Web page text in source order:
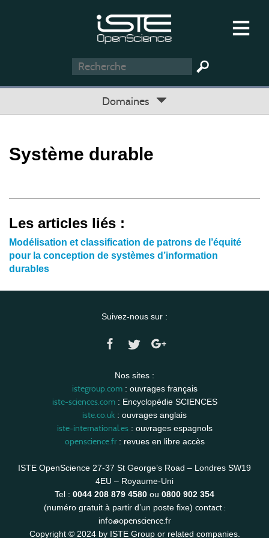
Domaines
Système durable
Les articles liés :
Modélisation et classification de patrons de l’équité
pour la conception de systèmes d’information
durables
Suivez-nous sur :
Nos sites :
istegroup.com: ouvrages français
iste-sciences.com: Encyclopédie SCIENCES
iste.co.uk : ouvrages anglais
iste-international.es: ouvrages espagnols
openscience.fr: revues en libre accès
ISTE OpenScience 27-37 St George’s Road – Londres SW19
4EU – Royaume-Uni
Tel : 0044 208 879 4580 ou 0800 902 354
(numéro gratuit à partir d’un poste fixe) contact :
info@openscience.fr
Copyright © 2024 by ISTE Group or related companies.